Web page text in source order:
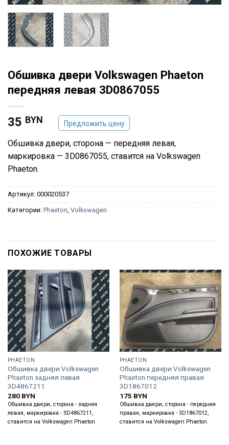
Обшивка двери Volkswagen Phaeton
передняя левая 3D0867055
35 BYN Предложить цену
Обшивка двери, сторона — передняя левая,
маркировка — 3D0867055, ставится на Volkswagen
Phaeton.
Артикул: 000020537
Категории: Phaeton Volkswagen
ПОХОЖИЕ ТОВАРЫ
PHAETON
Обшивка двери Volkswagen
Phaeton задняя левая
3D4867211
280 BYN
Обшивка двери, сторона - задняя
левая, маркировка - 3D4867211,
ставится на Volkswagen Phaeton.
PHAETON
Обшивка двери Volkswagen
Phaeton передняя правая
3D1867012
175 BYN
Обшивка двери, сторона - передняя
правая, маркировка - 3D1867012,
ставится на Volkswagen Phaeton.